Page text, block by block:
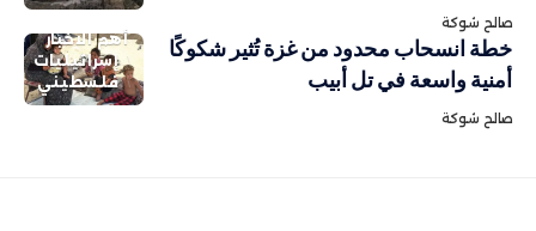
صالح شوكة
أهم الاخبار
إسرائيليات
فلسطيني
خطة انسحاب محدود من غزة تُثير شكوكًا
أمنية واسعة في تل أبيب
صالح شوكة